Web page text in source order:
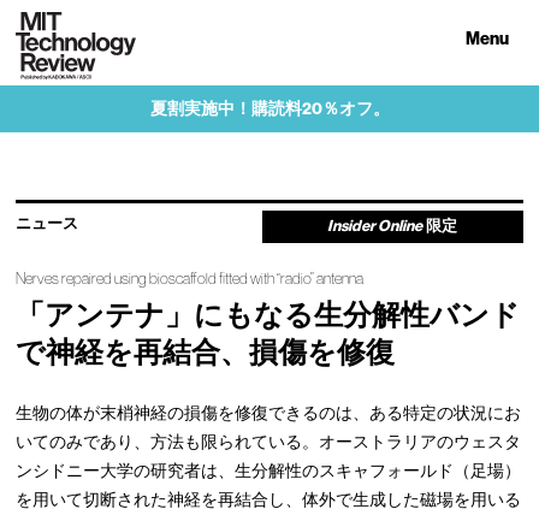
Menu
夏割実施中！購読料20％オフ。
ニュース Insider Online 限定
Nerves repaired using bioscaffold fitted with “radio” antenna
「アンテナ」にもなる生分解性バンド
で神経を再結合、損傷を修復
生物の体が末梢神経の損傷を修復できるのは、ある特定の状況にお
いてのみであり、方法も限られている。オーストラリアのウェスタ
ンシドニー大学の研究者は、生分解性のスキャフォールド（足場）
を用いて切断された神経を再結合し、体外で生成した磁場を用いる